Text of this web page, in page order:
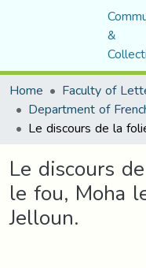
&
Home
Le discours
le fou, Moha
Jelloun.